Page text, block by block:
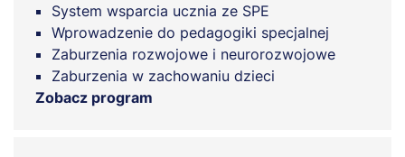
System wsparcia ucznia ze SPE
Wprowadzenie do pedagogiki specjalnej
Zaburzenia rozwojowe i neurorozwojowe
Zaburzenia w zachowaniu dzieci
Zobacz program